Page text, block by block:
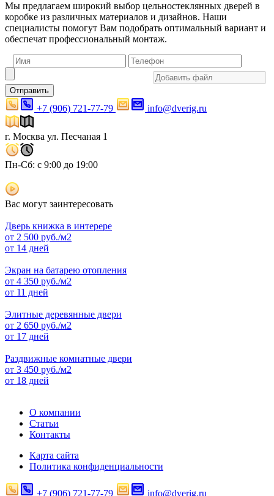
Мы предлагаем широкий выбор цельностеклянных дверей в
коробке из различных материалов и дизайнов. Наши
специалисты помогут Вам подобрать оптимальный вариант и
обеспечат профессиональный монтаж.
Отправить
+7 (906) 721-77-79 info@dverig.ru
г. Москва ул. Песчаная 1
Пн-Сб: с 9:00 до 19:00
Вас могут заинтересовать
Дверь книжка в интерере
от 2 500 руб./м2
от 14 дней
Экран на батарею отопления
от 4 350 руб./м2
от 11 дней
Элитные деревянные двери
от 2 650 руб./м2
от 17 дней
Раздвижные комнатные двери
от 3 450 руб./м2
от 18 дней
О компании
Статьи
Контакты
Карта сайта
Политика конфиденциальности
+7 (906) 721-77-79 info@dverig.ru